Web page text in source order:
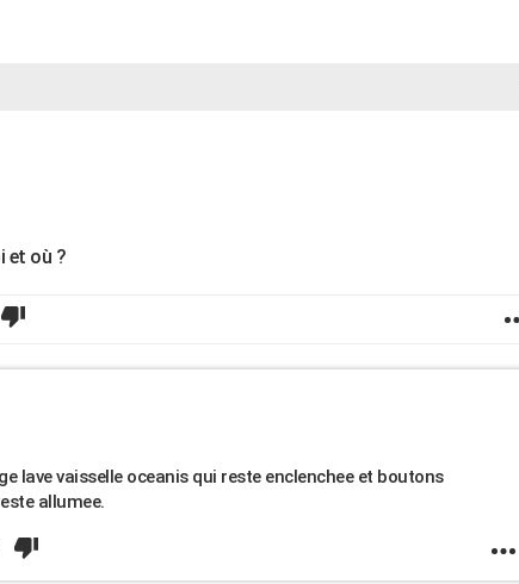
et où ?
lave vaisselle oceanis qui reste enclenchee et boutons
allumee.